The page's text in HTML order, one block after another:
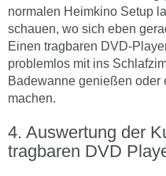
normalen Heimkino Setup
schauen, wo sich eben
Einen tragbaren DVD-
problemlos mit ins
Badewanne genießen oder
machen.
Auswertung der
tragbaren DVD